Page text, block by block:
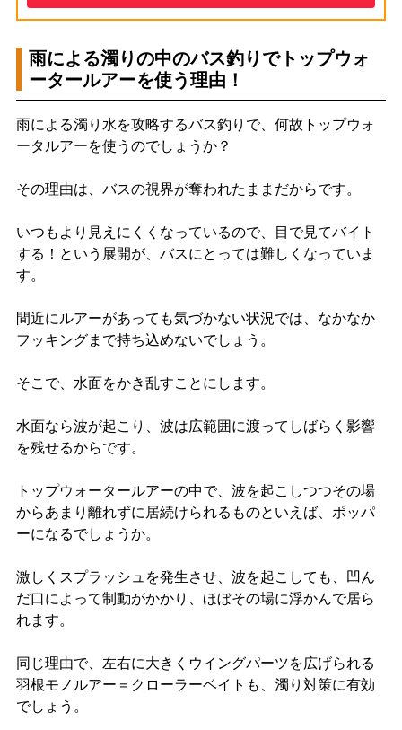
雨による濁りの中のバス釣りでトップウォ
ータールアーを使う理由！
雨による濁り水を攻略するバス釣りで、何故トップウォ
ータルアーを使うのでしょうか？
その理由は、バスの視界が奪われたままだからです。
いつもより見えにくくなっているので、目で見てバイト
する！という展開が、バスにとっては難しくなっていま
す。
間近にルアーがあっても気づかない状況では、なかなか
フッキングまで持ち込めないでしょう。
そこで、水面をかき乱すことにします。
水面なら波が起こり、波は広範囲に渡ってしばらく影響
を残せるからです。
トップウォータールアーの中で、波を起こしつつその場
からあまり離れずに居続けられるものといえば、ポッパ
ーになるでしょうか。
激しくスプラッシュを発生させ、波を起こしても、凹ん
だ口によって制動がかかり、ほぼその場に浮かんで居ら
れます。
同じ理由で、左右に大きくウイングパーツを広げられる
羽根モノルアー＝クローラーベイトも、濁り対策に有効
でしょう。